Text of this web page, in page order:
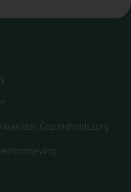
Gezondheidszorg